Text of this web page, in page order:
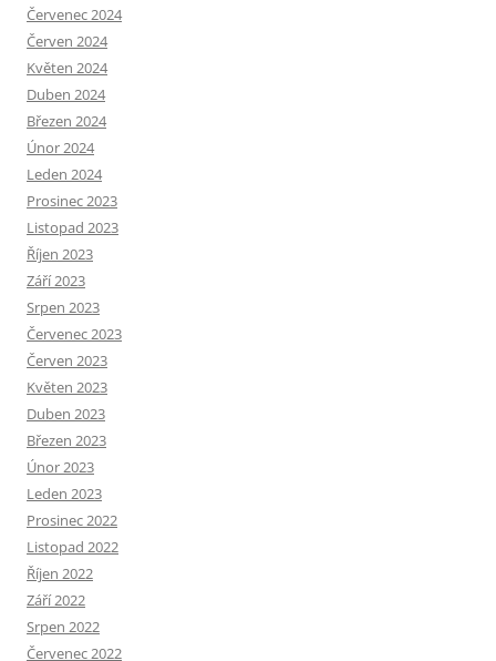
Červenec 2024
Červen 2024
Květen 2024
Duben 2024
Březen 2024
Únor 2024
Leden 2024
Prosinec 2023
Listopad 2023
Říjen 2023
Září 2023
Srpen 2023
Červenec 2023
Červen 2023
Květen 2023
Duben 2023
Březen 2023
Únor 2023
Leden 2023
Prosinec 2022
Listopad 2022
Říjen 2022
Září 2022
Srpen 2022
Červenec 2022